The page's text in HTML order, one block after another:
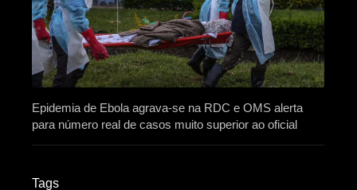
Epidemia de Ebola agrava-se na RDC e OMS alerta
para número real de casos muito superior ao oficial
Tags